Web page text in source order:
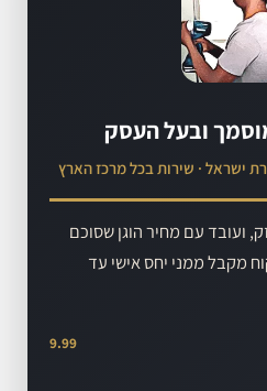
ובעל העסק
ישראל · שירות בכל מרכז הארץ
ועובד עם מחיר הוגן שסוכם
מקבל ממני יחס אישי עד
9.99